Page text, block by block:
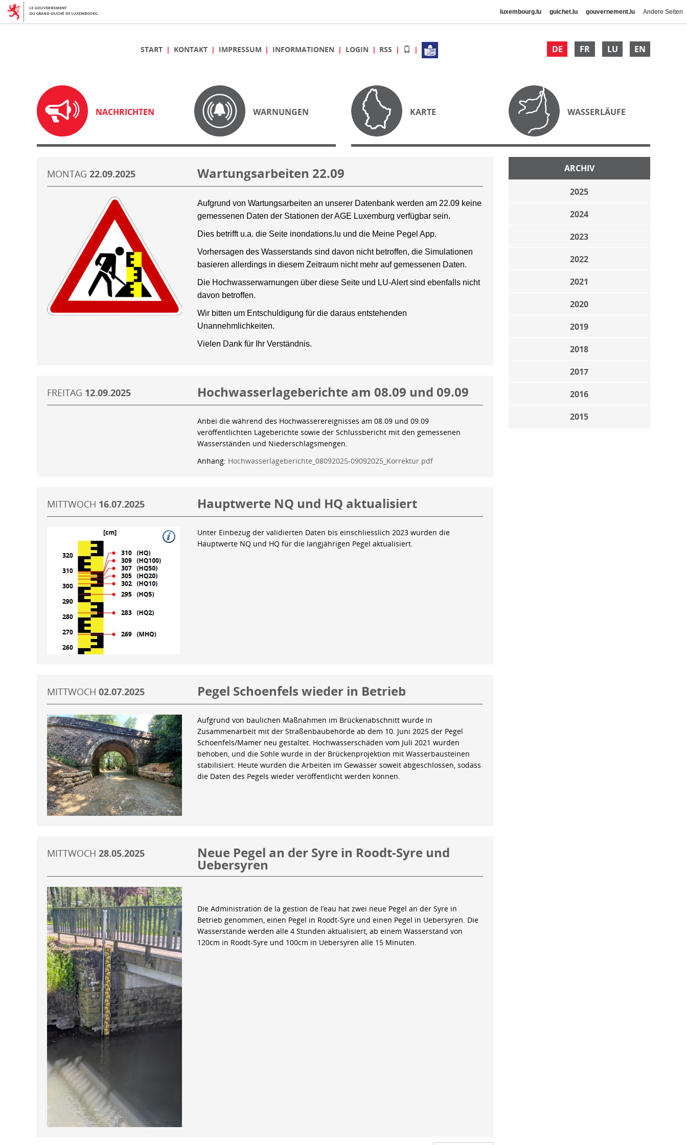
luxembourg.lu guichet.lu gouvernement.lu Andere Seiten
DE FR LU EN
START KONTAKT IMPRESSUM INFORMATIONEN LOGIN RSS
NACHRICHTEN WARNUNGEN KARTE WASSERLÄUFE
ARCHIV
2025
2024
2023
2022
2021
2020
2019
2018
2017
2016
2015
MONTAG 22.09.2025 Wartungsarbeiten 22.09
Aufgrund von Wartungsarbeiten an unserer Datenbank werden am 22.09 keine
gemessenen Daten der Stationen der AGE Luxemburg verfügbar sein.
Dies betrifft u.a. die Seite inondations.lu und die Meine Pegel App.
Vorhersagen des Wasserstands sind davon nicht betroffen, die Simulationen
basieren allerdings in diesem Zeitraum nicht mehr auf gemessenen Daten.
Die Hochwasserwarnungen über diese Seite und LU-Alert sind ebenfalls nicht
davon betroffen.
Wir bitten um Entschuldigung für die daraus entstehenden
Unannehmlichkeiten.
Vielen Dank für Ihr Verständnis.
FREITAG 12.09.2025 Hochwasserlageberichte am 08.09 und 09.09
Anbei die während des Hochwasserereignisses am 08.09 und 09.09
veröffentlichten Lageberichte sowie der Schlussbericht mit den gemessenen
Wasserständen und Niederschlagsmengen.
Anhang: Hochwasserlageberichte_08092025-09092025_Korrektur.pdf
MITTWOCH 16.07.2025 Hauptwerte NQ und HQ aktualisiert
Unter Einbezug der validierten Daten bis einschliesslich 2023 wurden die
Hauptwerte NQ und HQ für die langjährigen Pegel aktualisiert.
MITTWOCH 02.07.2025 Pegel Schoenfels wieder in Betrieb
Aufgrund von baulichen Maßnahmen im Brückenabschnitt wurde in
Zusammenarbeit mit der Straßenbaubehörde ab dem 10. Juni 2025 der Pegel
Schoenfels/Mamer neu gestaltet. Hochwasserschäden vom Juli 2021 wurden
behoben, und die Sohle wurde in der Brückenprojektion mit Wasserbausteinen
stabilisiert. Heute wurden die Arbeiten im Gewässer soweit abgeschlossen, sodass
die Daten des Pegels wieder veröffentlicht werden können.
MITTWOCH 28.05.2025 Neue Pegel an der Syre in Roodt-Syre und
Uebersyren
Die Administration de la gestion de l’eau hat zwei neue Pegel an der Syre in
Betrieb genommen, einen Pegel in Roodt-Syre und einen Pegel in Uebersyren. Die
Wasserstände werden alle 4 Stunden aktualisiert, ab einem Wasserstand von
120cm in Roodt-Syre und 100cm in Uebersyren alle 15 Minuten.